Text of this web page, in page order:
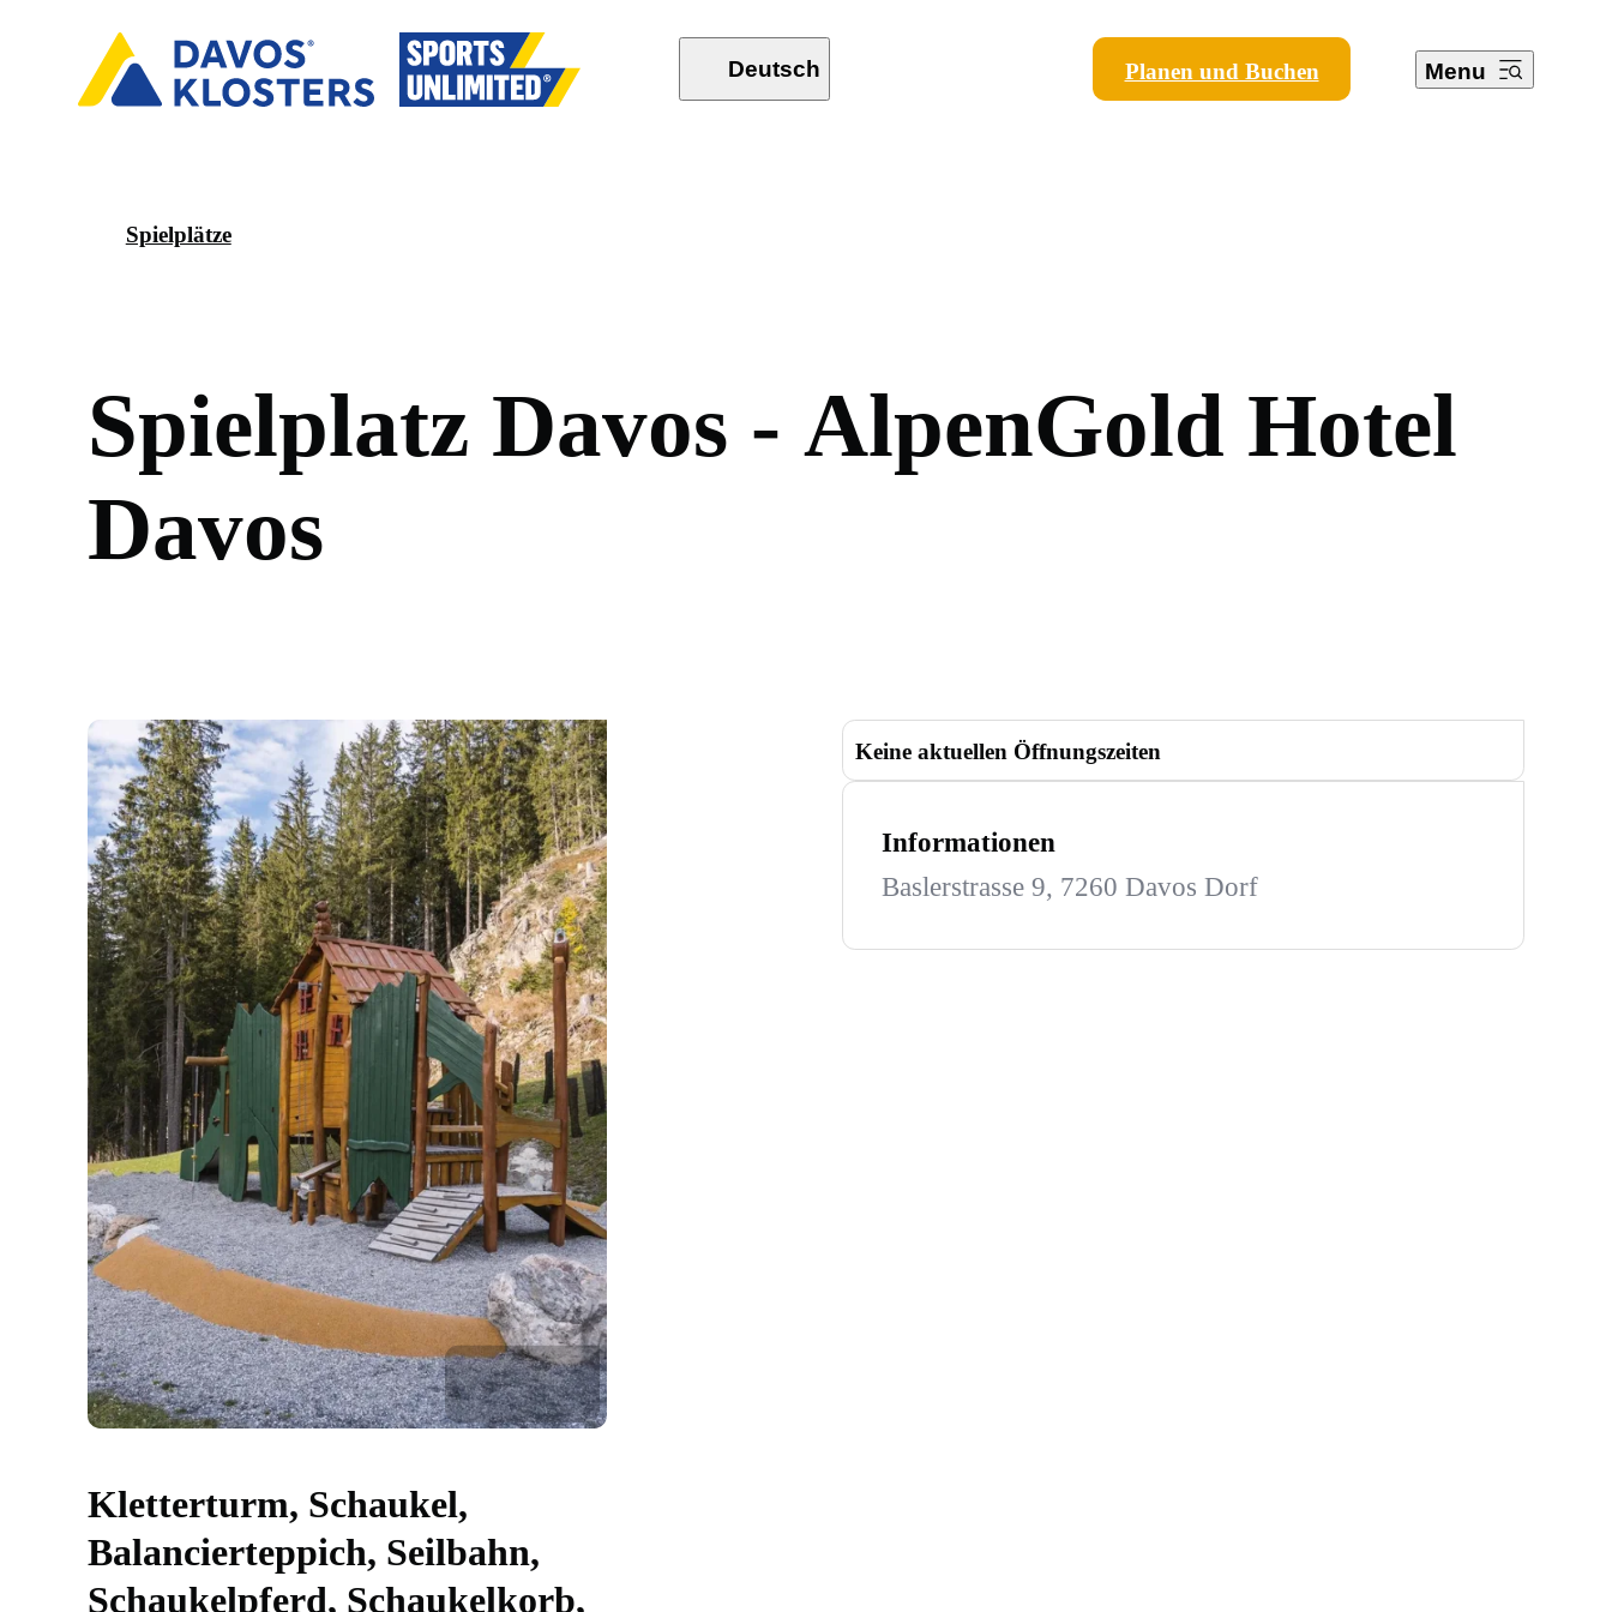
Deutsch Planen und Buchen Menu
Spielplätze
Spielplatz Davos - AlpenGold Hotel
Davos
Kletterturm, Schaukel,
Balancierteppich, Seilbahn,
Schaukelpferd, Schaukelkorb,
Keine aktuellen Öffnungszeiten
Informationen
Baslerstrasse 9, 7260 Davos Dorf